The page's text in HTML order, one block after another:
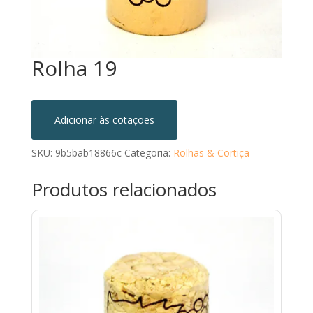
Rolha 19
Adicionar às cotações
SKU: 9b5bab18866c Categoria: Rolhas & Cortiça
Produtos relacionados